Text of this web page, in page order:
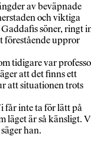
av beväpnade
och viktiga
söner, ringt
förestående uppror
tidigare var
att det finns ett
att situationen trots
får inte ta för lätt på
läget är så känsligt.
han.